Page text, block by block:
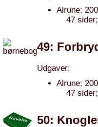
Alrune;
47
49:
Udgaver:
Alrune;
47
50: